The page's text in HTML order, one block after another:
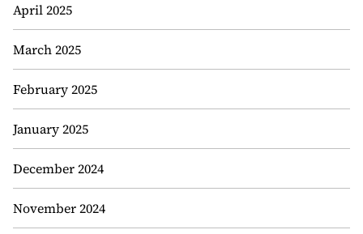
April 2025
March 2025
February 2025
January 2025
December 2024
November 2024